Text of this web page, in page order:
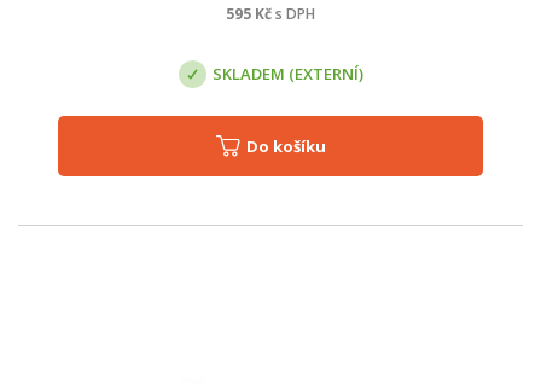
595 Kčs DPH
SKLADEM (EXTERNÍ)
Do košíku